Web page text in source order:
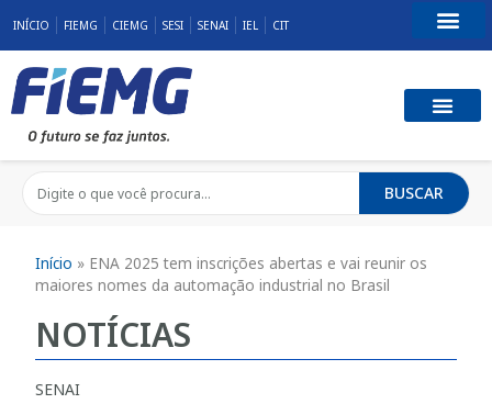
INÍCIO FIEMG CIEMG SESI SENAI IEL CIT
BUSCAR
Início » ENA 2025 tem inscrições abertas e vai reunir os
maiores nomes da automação industrial no Brasil
NOTÍCIAS
SENAI